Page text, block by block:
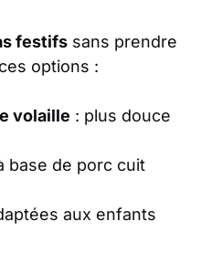
festifs sans prendre
options :
volaille : plus douce
base de porc cuit
aux enfants